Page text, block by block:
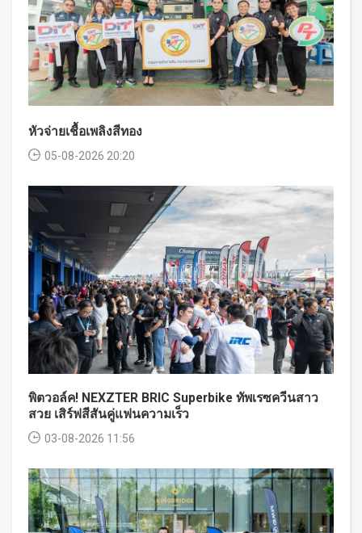
หัวจ่ายเชื้อเพลิงสีทอง
05-08-2026 20:20
พิตวอล์ค! NEXZTER BRIC Superbike ทัพเรซควีนสาว
สวย เสิร์ฟสีสันคู่แฟนความเร็ว
03-08-2026 11:56